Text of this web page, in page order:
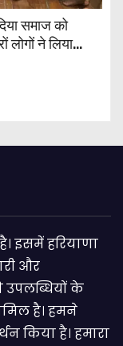
समाज को
ने लिया
इसमें हरियाणा
और
उपलब्धियों के
है। हमने
किया है। हमारा